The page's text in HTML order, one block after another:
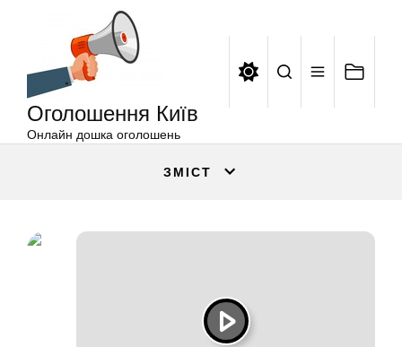
Оголошення Київ
Онлайн дошка оголошень
ЗМІСТ